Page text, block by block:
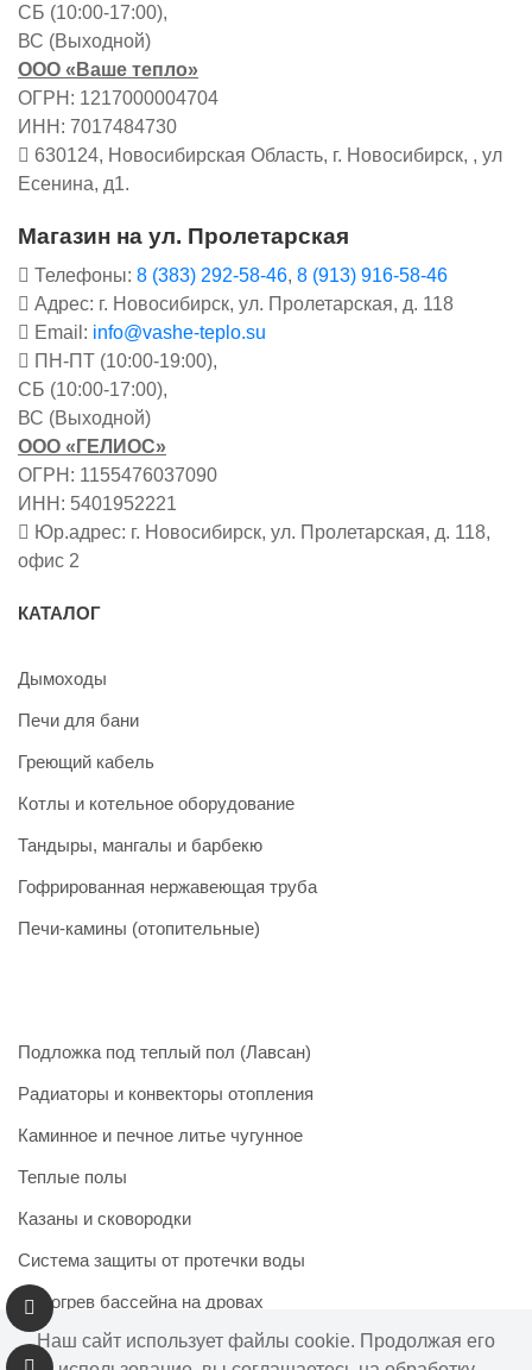
СБ (10:00-17:00),
ВС (Выходной)
ООО «Ваше тепло»
ОГРН: 1217000004704
ИНН: 7017484730
630124, Новосибирская Область, г. Новосибирск, , ул
Есенина, д1.
Магазин на ул. Пролетарская
Телефоны: 8 (383) 292-58-46, 8 (913) 916-58-46
Адрес: г. Новосибирск, ул. Пролетарская, д. 118
Email: info@vashe-teplo.su
ПН-ПТ (10:00-19:00),
СБ (10:00-17:00),
ВС (Выходной)
ООО «ГЕЛИОС»
ОГРН: 1155476037090
ИНН: 5401952221
Юр.адрес: г. Новосибирск, ул. Пролетарская, д. 118,
офис 2
КАТАЛОГ
Дымоходы
Печи для бани
Греющий кабель
Котлы и котельное оборудование
Тандыры, мангалы и барбекю
Гофрированная нержавеющая труба
Печи-камины (отопительные)
Подложка под теплый пол (Лавсан)
Радиаторы и конвекторы отопления
Каминное и печное литье чугунное
Теплые полы
Казаны и сковородки
Система защиты от протечки воды
Подогрев бассейна на дровах
Наш сайт использует файлы cookie. Продолжая его